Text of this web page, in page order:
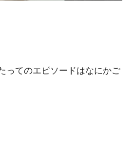
ってのエピソードはなにかご